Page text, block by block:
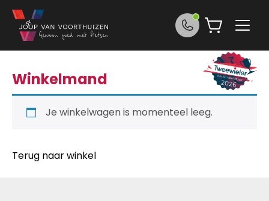
Ga naar de inhoud
Winkelmand
Je winkelwagen is momenteel leeg.
Terug naar winkel